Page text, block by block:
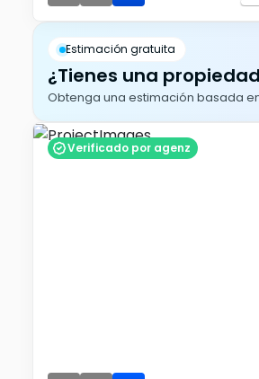
Estimación gratuita
¿Tienes una
Obtenga una estimación basada
Verificado por agenz